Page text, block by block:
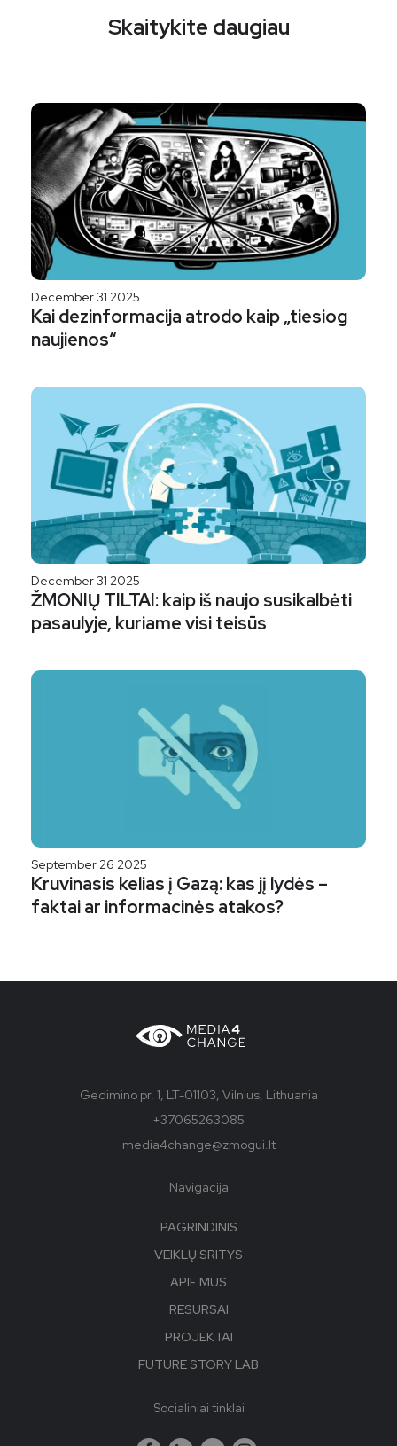
Skaitykite daugiau
December 31 2025
Kai dezinformacija atrodo kaip „tiesiog
naujienos“
December 31 2025
ŽMONIŲ TILTAI: kaip iš naujo susikalbėti
pasaulyje, kuriame visi teisūs
September 26 2025
Kruvinasis kelias į Gazą: kas jį lydės –
faktai ar informacinės atakos?
Gedimino pr. 1, LT-01103, Vilnius, Lithuania
+37065263085
media4change@zmogui.lt
Navigacija
PAGRINDINIS
VEIKLŲ SRITYS
APIE MUS
RESURSAI
PROJEKTAI
FUTURE STORY LAB
Socialiniai tinklai